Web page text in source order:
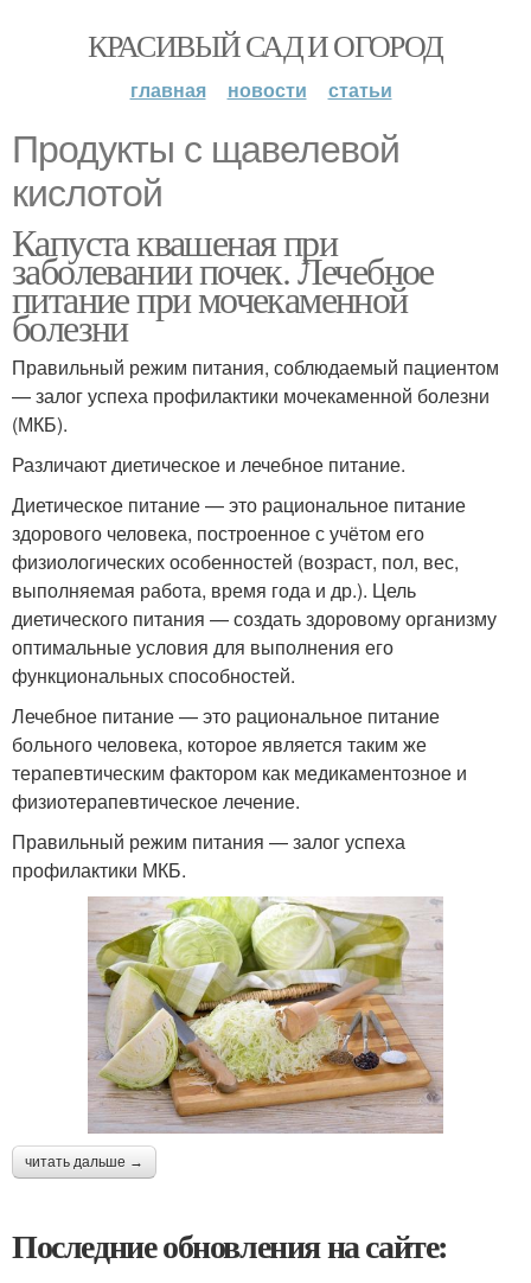
КРАСИВЫЙ САД И ОГОРОД
главная новости статьи
Продукты с щавелевой
кислотой
Капуста квашеная при
заболевании почек. Лечебное
питание при мочекаменной
болезни
Правильный режим питания, соблюдаемый пациентом
— залог успеха профилактики мочекаменной болезни
(МКБ).
Различают диетическое и лечебное питание.
Диетическое питание — это рациональное питание
здорового человека, построенное с учётом его
физиологических особенностей (возраст, пол, вес,
выполняемая работа, время года и др.). Цель
диетического питания — создать здоровому организму
оптимальные условия для выполнения его
функциональных способностей.
Лечебное питание — это рациональное питание
больного человека, которое является таким же
терапевтическим фактором как медикаментозное и
физиотерапевтическое лечение.
Правильный режим питания — залог успеха
профилактики МКБ.
читать дальше →
Последние обновления на сайте: